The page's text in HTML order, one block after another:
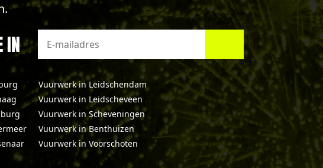
IN
Vuurwerk in Leidschendam
Vuurwerk in Leidscheveen
Vuurwerk in Scheveningen
Vuurwerk in Benthuizen
Vuurwerk in Voorschoten